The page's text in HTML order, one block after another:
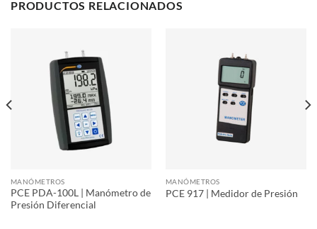
PRODUCTOS RELACIONADOS
MANÓMETROS
PCE PDA-100L | Manómetro de
Presión Diferencial
MANÓMETROS
PCE 917 | Medidor de Presión